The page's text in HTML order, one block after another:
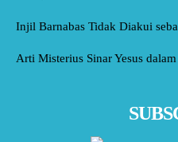
Injil Barnabas Tidak Diakui
Arti Misterius Sinar Yesus